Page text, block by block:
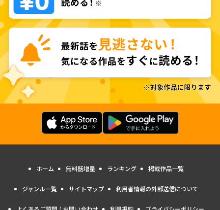
ホーム 無料話増量 ランキング 掲載作品一覧
ジャンル一覧 サイトマップ 利用者情報の外部送信について